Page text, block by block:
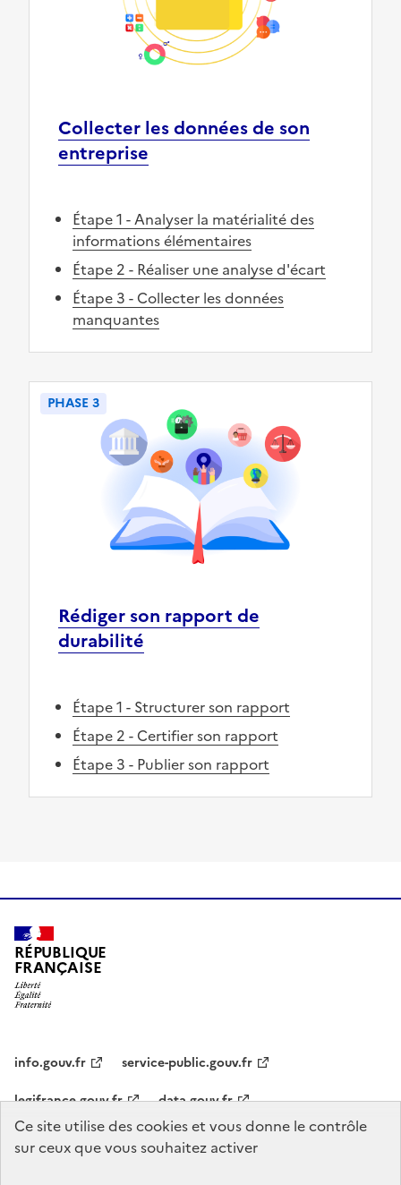
Ce site utilise des cookies et vous donne le contrôle
sur ceux que vous souhaitez activer
Collecter les données de son
entreprise
Étape 1 - Analyser la matérialité des
informations élémentaires
Étape 2 - Réaliser une analyse d'écart
Étape 3 - Collecter les données
manquantes
Rédiger son rapport de
durabilité
Étape 1 - Structurer son rapport
Étape 2 - Certifier son rapport
Étape 3 - Publier son rapport
PHASE 3
RÉPUBLIQUE
FRANÇAISE
info.gouv.fr
service-public.gouv.fr
legifrance.gouv.fr
data.gouv.fr
Statistiques CGU Mentions légales
Politique de confidentialité